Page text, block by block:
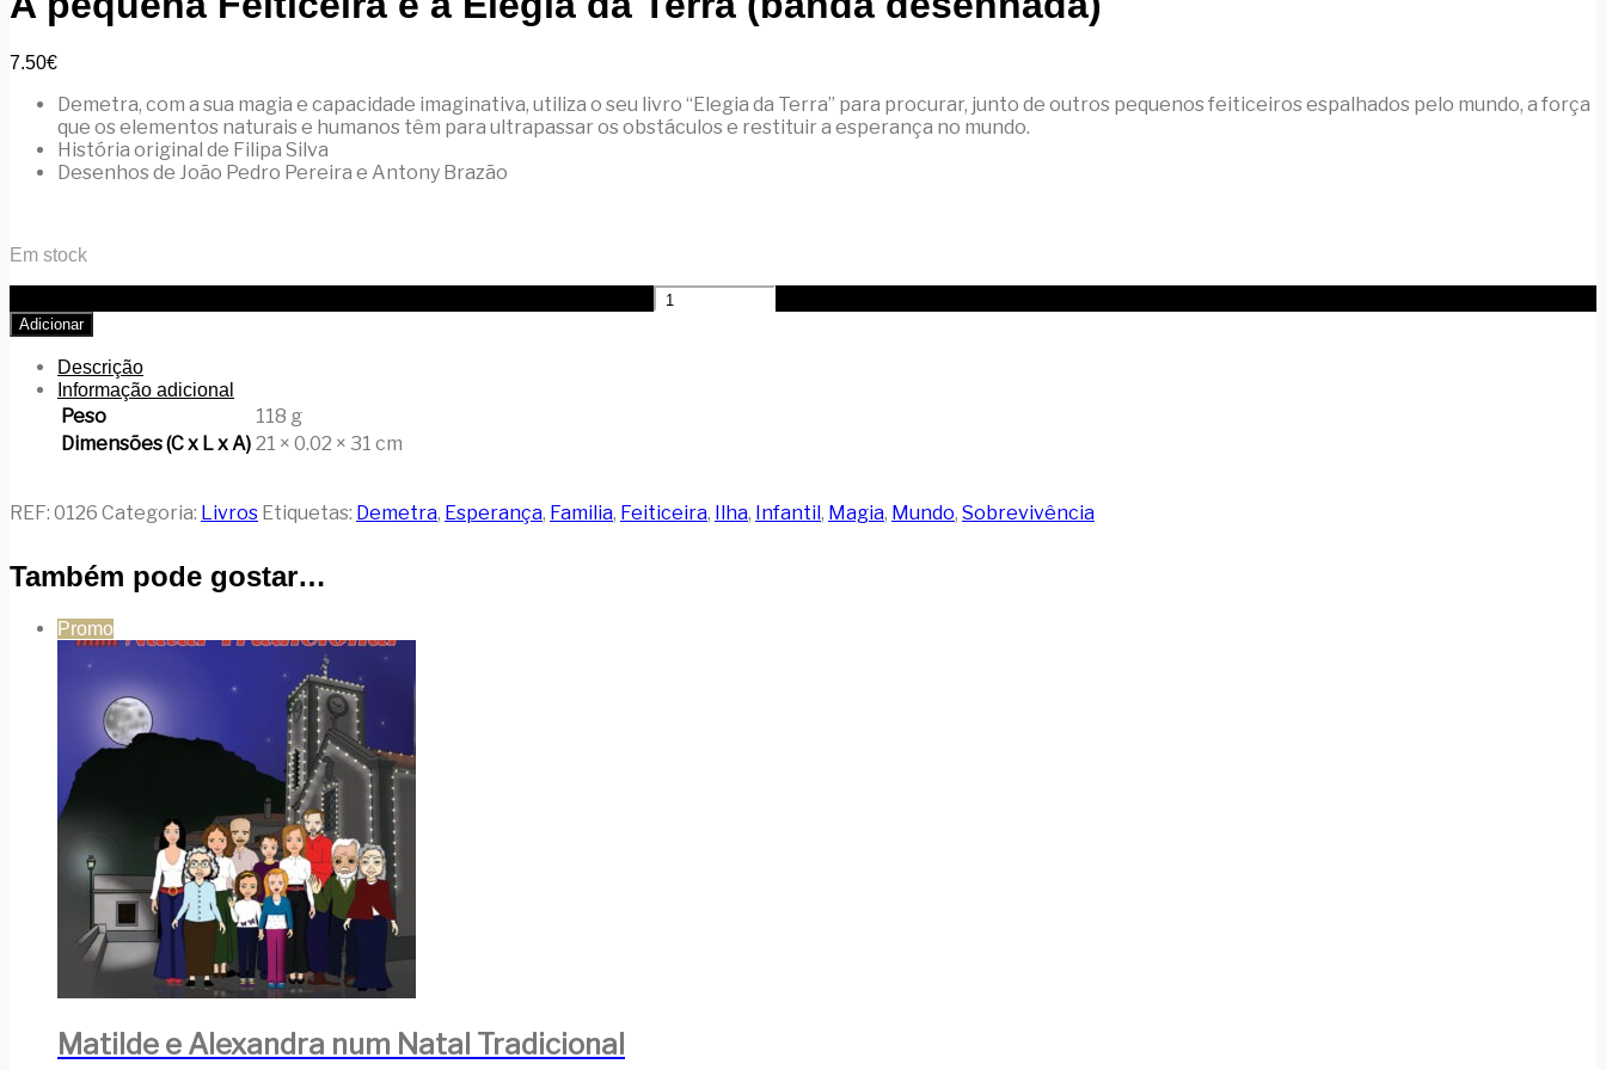
7.50€
Demetra, com a sua magia e capacidade imaginativa, utiliza o seu livro “Elegia da Terra” para procurar, junto de outros pequenos feiticeiros espalhados pelo mundo, a força
que os elementos naturais e humanos têm para ultrapassar os obstáculos e restituir a esperança no mundo.
História original de Filipa Silva
Desenhos de João Pedro Pereira e Antony Brazão
Em stock
Adicionar
Descrição
Informação adicional
Peso
118 g
Dimensões (C x L x A) 21 × 0.02 × 31 cm
REF: 0126 Categoria: Livros Etiquetas: Demetra, Esperança, Familia, Feiticeira, Ilha, Infantil , Magia, Mundo, Sobrevivência
Também pode gostar…
Promo
Matilde e Alexandra num Natal Tradicional